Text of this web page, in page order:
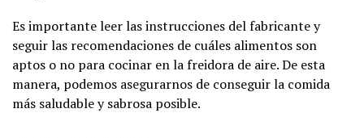
Es importante leer las instrucciones del fabricante y
seguir las recomendaciones de cuáles alimentos son
aptos o no para cocinar en la freidora de aire. De esta
manera, podemos asegurarnos de conseguir la comida
más saludable y sabrosa posible.